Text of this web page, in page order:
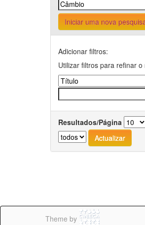
Iniciar uma nova
Adicionar filtros:
Utilizar filtros para refinar
Resultados/Página
Theme by